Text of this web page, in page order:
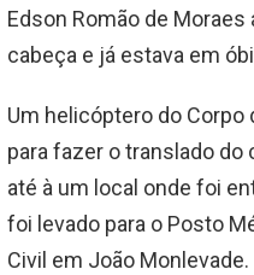
Edson Romão de
cabeça e já estava em
Um helicóptero do
para fazer o translado
até à um local onde foi
foi levado para o Posto
Civil em João Monlevade.